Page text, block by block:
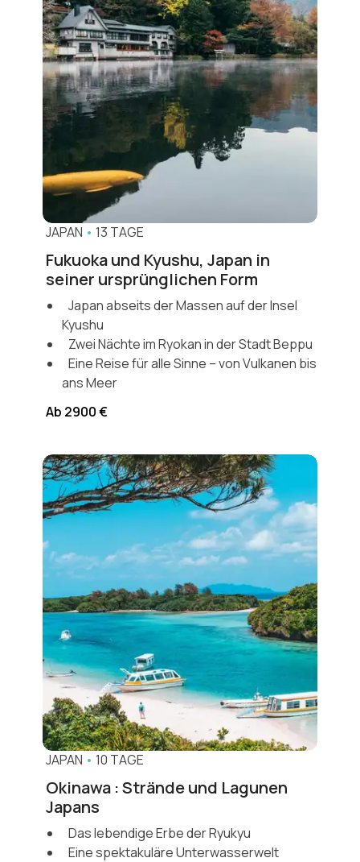
JAPAN • 13 TAGE
Fukuoka und Kyushu, Japan in
seiner ursprünglichen Form
Japan abseits der Massen auf der Insel
Kyushu
Zwei Nächte im Ryokan in der Stadt Beppu
Eine Reise für alle Sinne – von Vulkanen bis
ans Meer
Ab 2900 €
JAPAN • 10 TAGE
Okinawa : Strände und Lagunen
Japans
Das lebendige Erbe der Ryukyu
Eine spektakuläre Unterwasserwelt